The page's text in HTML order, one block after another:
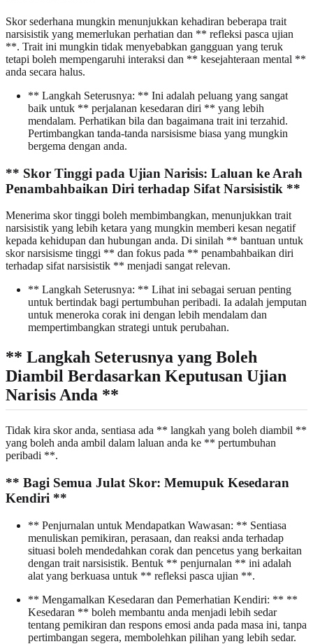
Skor sederhana mungkin menunjukkan kehadiran beberapa trait
narsisistik yang memerlukan perhatian dan ** refleksi pasca ujian
**. Trait ini mungkin tidak menyebabkan gangguan yang teruk
tetapi boleh mempengaruhi interaksi dan ** kesejahteraan mental **
anda secara halus.
** Langkah Seterusnya: ** Ini adalah peluang yang sangat
baik untuk ** perjalanan kesedaran diri ** yang lebih
mendalam. Perhatikan bila dan bagaimana trait ini terzahid.
Pertimbangkan tanda-tanda narsisisme biasa yang mungkin
bergema dengan anda.
** Skor Tinggi pada Ujian Narisis: Laluan ke Arah
Penambahbaikan Diri terhadap Sifat Narsisistik **
Menerima skor tinggi boleh membimbangkan, menunjukkan trait
narsisistik yang lebih ketara yang mungkin memberi kesan negatif
kepada kehidupan dan hubungan anda. Di sinilah ** bantuan untuk
skor narsisisme tinggi ** dan fokus pada ** penambahbaikan diri
terhadap sifat narsisistik ** menjadi sangat relevan.
** Langkah Seterusnya: ** Lihat ini sebagai seruan penting
untuk bertindak bagi pertumbuhan peribadi. Ia adalah jemputan
untuk meneroka corak ini dengan lebih mendalam dan
mempertimbangkan strategi untuk perubahan.
** Langkah Seterusnya yang Boleh
Diambil Berdasarkan Keputusan Ujian
Narisis Anda **
Tidak kira skor anda, sentiasa ada ** langkah yang boleh diambil **
yang boleh anda ambil dalam laluan anda ke ** pertumbuhan
peribadi **.
** Bagi Semua Julat Skor: Memupuk Kesedaran
Kendiri **
** Penjurnalan untuk Mendapatkan Wawasan: ** Sentiasa
menuliskan pemikiran, perasaan, dan reaksi anda terhadap
situasi boleh mendedahkan corak dan pencetus yang berkaitan
dengan trait narsisistik. Bentuk ** penjurnalan ** ini adalah
alat yang berkuasa untuk ** refleksi pasca ujian **.
** Mengamalkan Kesedaran dan Pemerhatian Kendiri: ** **
Kesedaran ** boleh membantu anda menjadi lebih sedar
tentang pemikiran dan respons emosi anda pada masa ini, tanpa
pertimbangan segera, membolehkan pilihan yang lebih sedar.